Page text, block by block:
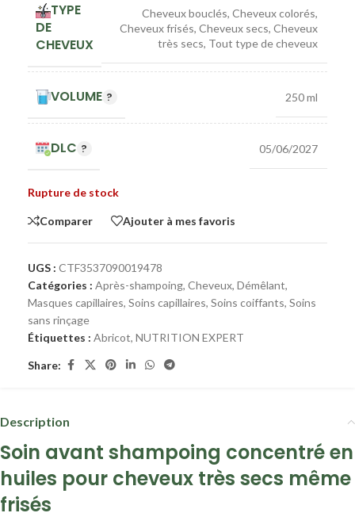
TYPE
DE
CHEVEUX
Cheveux bouclés, Cheveux colorés,
Cheveux frisés, Cheveux secs, Cheveux
très secs, Tout type de cheveux
VOLUME 250 ml
DLC 05/06/2027
Rupture de stock
Comparer Ajouter à mes favoris
UGS : CTF3537090019478
Catégories : Après-shampoing, Cheveux, Démêlant,
Masques capillaires, Soins capillaires, Soins coiffants, Soins
sans rinçage
Étiquettes : Abricot, NUTRITION EXPERT
Share:
Description
Soin avant shampoing concentré en
huiles pour cheveux très secs même
frisés